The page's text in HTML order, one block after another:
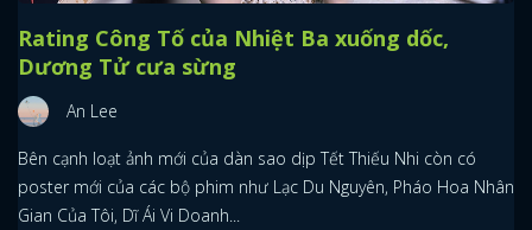
Rating Công Tố của Nhiệt Ba xuống dốc,
Dương Tử cưa sừng
An Lee
Bên cạnh loạt ảnh mới của dàn sao dịp Tết Thiếu Nhi còn có
poster mới của các bộ phim như Lạc Du Nguyên, Pháo Hoa Nhân
Gian Của Tôi, Dĩ Ái Vi Doanh...